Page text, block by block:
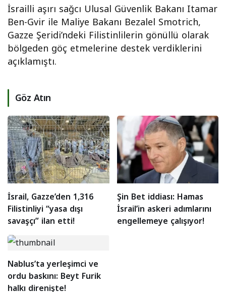
İsrailli aşırı sağcı Ulusal Güvenlik Bakanı Itamar
Ben-Gvir ile Maliye Bakanı Bezalel Smotrich,
Gazze Şeridi’ndeki Filistinlilerin gönüllü olarak
bölgeden göç etmelerine destek verdiklerini
açıklamıştı.
Göz Atın
İsrail, Gazze’den 1,316
Filistinliyi “yasa dışı
savaşçı” ilan etti!
Şin Bet iddiası: Hamas
İsrail’in askeri adımlarını
engellemeye çalışıyor!
Nablus’ta yerleşimci ve
ordu baskını: Beyt Furik
halkı direnişte!